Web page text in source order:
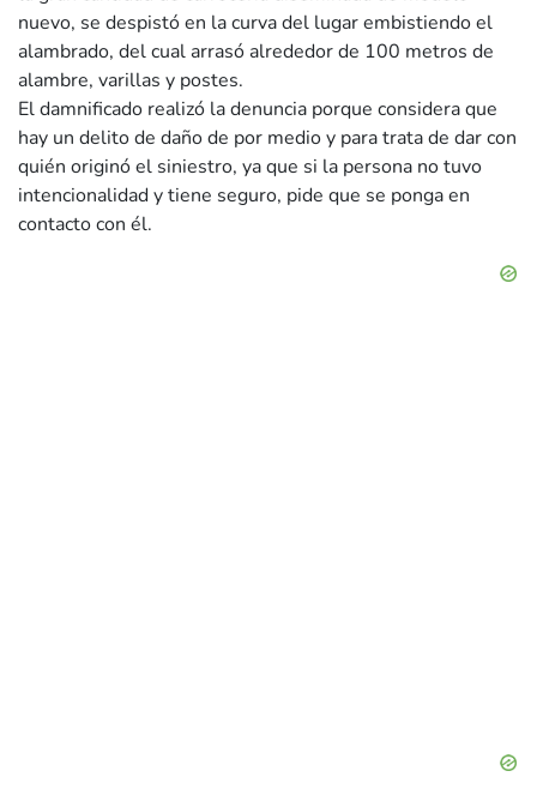
nuevo, se despistó en la curva del lugar embistiendo el
alambrado, del cual arrasó alrededor de 100 metros de
alambre, varillas y postes.
El damnificado realizó la denuncia porque considera que
hay un delito de daño de por medio y para trata de dar con
quién originó el siniestro, ya que si la persona no tuvo
intencionalidad y tiene seguro, pide que se ponga en
contacto con él.